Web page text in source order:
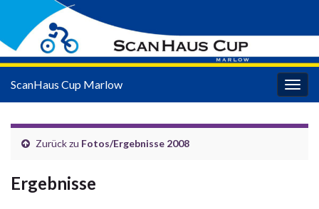
ScanHaus Cup Marlow
Zurück zu Fotos/Ergebnisse 2008
Ergebnisse